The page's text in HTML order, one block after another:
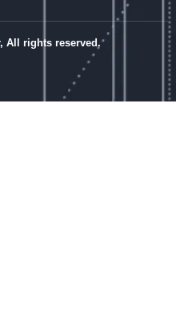
All rights reserved.